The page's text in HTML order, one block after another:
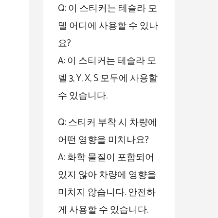
Q: 이 스티커는 테슬라 모
델 어디에 사용할 수 있나
요?
A: 이 스티커는 테슬라 모
델 3, Y, X, S 모두에 사용할
수 있습니다.
Q: 스티커 부착 시 차량에
어떤 영향을 미치나요?
A: 화학 물질이 포함되어
있지 않아 차량에 영향을
미치지 않습니다. 안전하
게 사용할 수 있습니다.